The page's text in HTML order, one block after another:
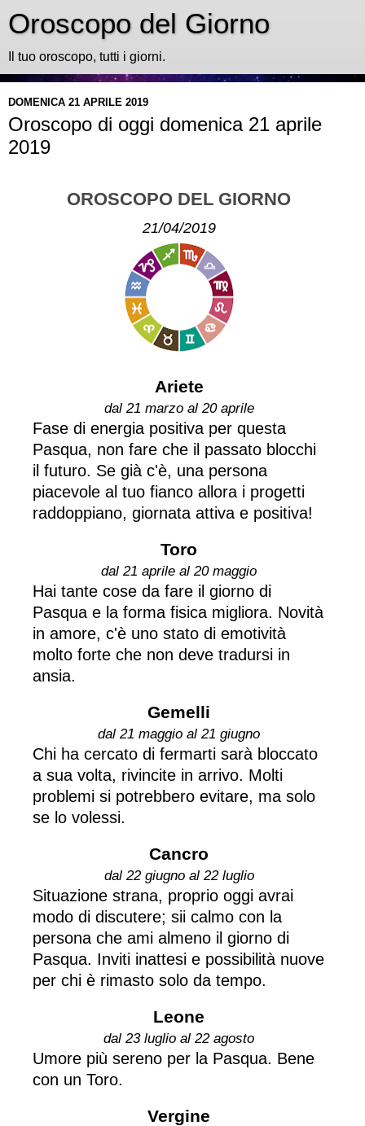
Oroscopo del Giorno
Il tuo oroscopo, tutti i giorni.
DOMENICA 21 APRILE 2019
Oroscopo di oggi domenica 21 aprile
2019
OROSCOPO DEL GIORNO
21/04/2019
Ariete
dal 21 marzo al 20 aprile
Fase di energia positiva per questa
Pasqua, non fare che il passato blocchi
il futuro. Se già c'è, una persona
piacevole al tuo fianco allora i progetti
raddoppiano, giornata attiva e positiva!
Toro
dal 21 aprile al 20 maggio
Hai tante cose da fare il giorno di
Pasqua e la forma fisica migliora. Novità
in amore, c'è uno stato di emotività
molto forte che non deve tradursi in
ansia.
Gemelli
dal 21 maggio al 21 giugno
Chi ha cercato di fermarti sarà bloccato
a sua volta, rivincite in arrivo. Molti
problemi si potrebbero evitare, ma solo
se lo volessi.
Cancro
dal 22 giugno al 22 luglio
Situazione strana, proprio oggi avrai
modo di discutere; sii calmo con la
persona che ami almeno il giorno di
Pasqua. Inviti inattesi e possibilità nuove
per chi è rimasto solo da tempo.
Leone
dal 23 luglio al 22 agosto
Umore più sereno per la Pasqua. Bene
con un Toro.
Vergine